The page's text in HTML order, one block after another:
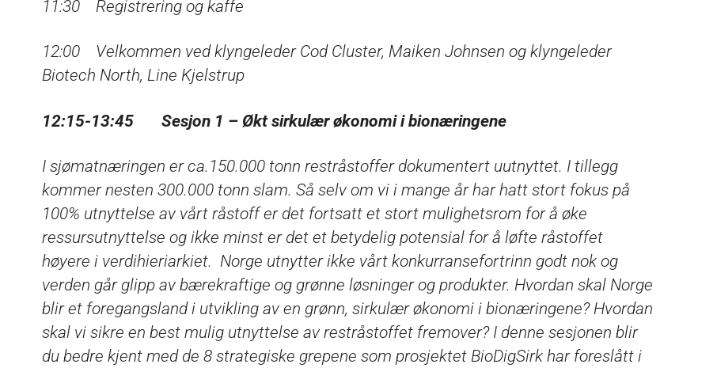
11:30 Registrering og kaffe
12:00 Velkommen ved klyngeleder Cod Cluster, Maiken Johnsen og klyngeleder
Biotech North, Line Kjelstrup
12:15-13:45 Sesjon 1 – Økt sirkulær økonomi i bionæringene
I sjømatnæringen er ca.150.000 tonn restråstoffer dokumentert uutnyttet. I tillegg
kommer nesten 300.000 tonn slam. Så selv om vi i mange år har hatt stort fokus på
100% utnyttelse av vårt råstoff er det fortsatt et stort mulighetsrom for å øke
ressursutnyttelse og ikke minst er det et betydelig potensial for å løfte råstoffet
høyere i verdihieriarkiet. Norge utnytter ikke vårt konkurransefortrinn godt nok og
verden går glipp av bærekraftige og grønne løsninger og produkter. Hvordan skal Norge
blir et foregangsland i utvikling av en grønn, sirkulær økonomi i bionæringene? Hvordan
skal vi sikre en best mulig utnyttelse av restråstoffet fremover? I denne sesjonen blir
du bedre kjent med de 8 strategiske grepene som prosjektet BioDigSirk har foreslått i